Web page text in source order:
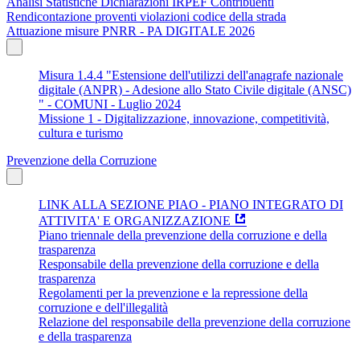
Rendicontazione proventi violazioni codice della strada
Attuazione misure PNRR - PA DIGITALE 2026
Misura 1.4.4 "Estensione dell'utilizzi dell'anagrafe nazionale
digitale (ANPR) - Adesione allo Stato Civile digitale (ANSC)
" - COMUNI - Luglio 2024
Missione 1 - Digitalizzazione, innovazione, competitività,
cultura e turismo
Prevenzione della Corruzione
LINK ALLA SEZIONE PIAO - PIANO INTEGRATO DI
ATTIVITA' E ORGANIZZAZIONE
Piano triennale della prevenzione della corruzione e della
trasparenza
Responsabile della prevenzione della corruzione e della
trasparenza
Regolamenti per la prevenzione e la repressione della
corruzione e dell'illegalità
Relazione del responsabile della prevenzione della corruzione
e della trasparenza